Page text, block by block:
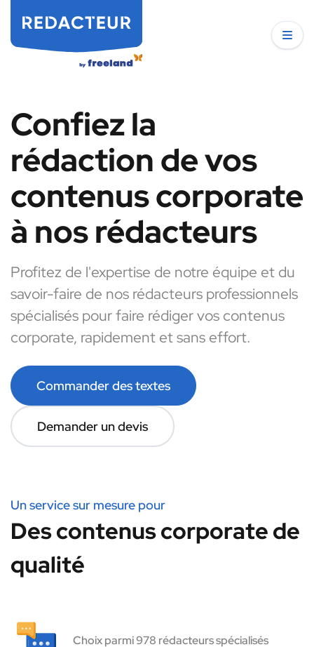
Confiez la
rédaction de vos
contenus corporate
à nos rédacteurs
Profitez de l'expertise de notre équipe et du
savoir-faire de nos rédacteurs professionnels
spécialisés pour faire rédiger vos contenus
corporate, rapidement et sans effort.
Commander des textes
Demander un devis
Un service sur mesure pour
Des contenus corporate de
qualité
Choix parmi 978 rédacteurs spécialisés